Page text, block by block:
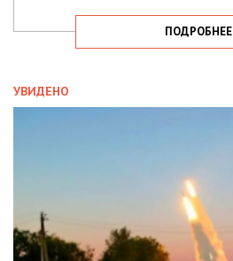
ПОДРОБНЕЕ
УВИДЕНО